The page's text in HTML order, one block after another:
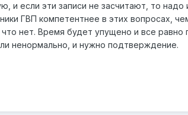
если эти записи не засчитают, то надо
ГВП компетентнее в этих вопросах,
нет. Время будет упущено и все равно
ненормально, и нужно подтверждение.